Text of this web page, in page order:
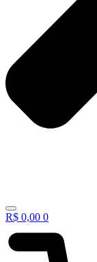
R$ 0,00 0